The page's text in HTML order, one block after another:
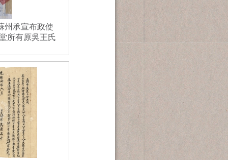
州承宣布政使
所有原吳王氏